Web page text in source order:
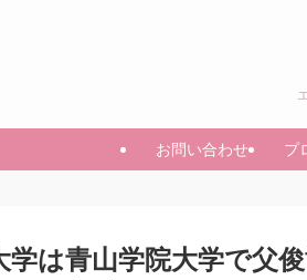
お問い合わせ プ
は青山学院大学で父